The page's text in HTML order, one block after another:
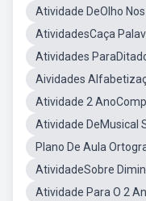
Atividade DeOlho
AtividadesCaça
Atividades
Aividades
Atividade 2
Atividade DeMusical
Plano De Aula
AtividadeSobre
Atividade Para O 2